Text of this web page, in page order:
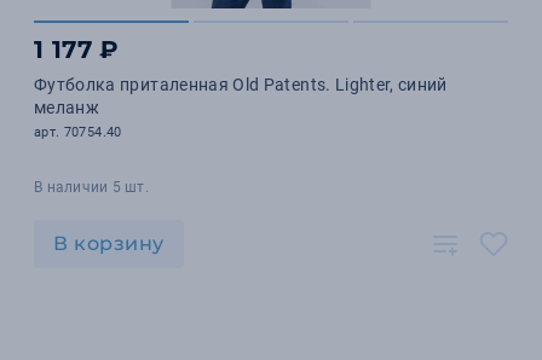
1 177 ₽
Футболка приталенная Old Patents. Lighter, синий
меланж
арт. 70754.40
В наличии 5 шт.
В корзину